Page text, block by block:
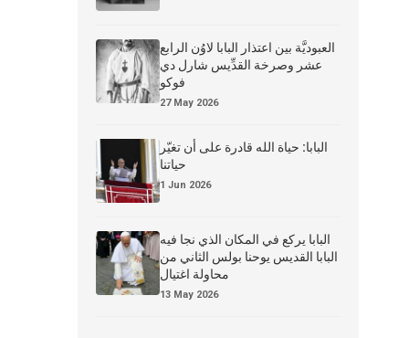
العبوديَّة بين اعتذار البابا لاوُن الرابع
عشر وصرخة القدِّيس شارل دي
فوكو
27 May 2026
البابا: حياة الله قادرة على أن تغيّر
حياتنا
1 Jun 2026
البابا يركع في المكان الذي نجا فيه
البابا القديس يوحنا بولس الثاني من
محاولة اغتيال
13 May 2026